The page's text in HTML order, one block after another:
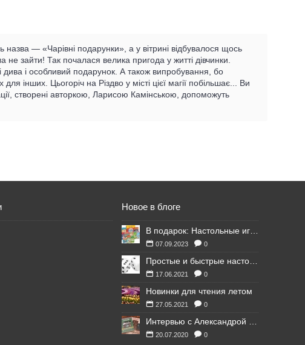
— «Чарівні подарунки», а у вітрині відбувалося щось
Так почалася велика пригода у житті дівчинки.
і особливий подарунок. А також випробування, бо
інших. Цьогоріч на Різдво у місті цієї магії побільшає... Ви
створені авторкою, Ларисою Камінською, допоможуть
Новое в блоге
07.09.2023 0
17.06.2021 0
Новинки для чтения летом
27.05.2021 0
20.07.2020 0